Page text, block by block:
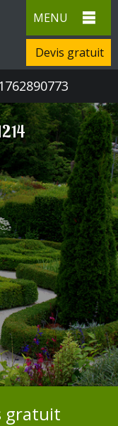
MENU
Devis gratuit
gratuit